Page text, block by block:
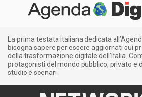
La prima testata italiana dedicata
bisogna sapere per essere aggiornati sui
della trasformazione digitale dell’Italia.
protagonisti del mondo pubblico, privato e
studio e scenari.